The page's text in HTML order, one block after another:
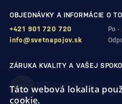
OBJEDNÁVKY A INFORMÁCIE O
Po
+421 901 720 720
info@svetnapojov.sk
ZÁRUKA KVALITY A VAŠEJ
99% (11 978 RECENZIÍ)
zákazníkov odporúča nákup v
Táto webová lokalita
cookie.